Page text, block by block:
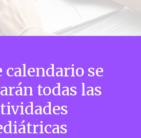
calendario se
todas las